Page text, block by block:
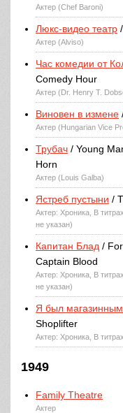
Актер (Chef Baroni)
Люкс-видео театр
Актер (Alviso)
Час комедии от
Comedy Hour
Актер (Dr. Henry T.
Виновен в измене
Актер (Hungarian Vice
Трубач / Young
Horn
Актер (Louis Galba)
Ястреб пустыни /
Актер: Хроника, В
не указан)
Капитан Блад /
Captain Blood
Актер: Хроника, В
не указан)
Я был
Shoplifter
Актер: Хроника, В
1949
Family Theatre
Актер